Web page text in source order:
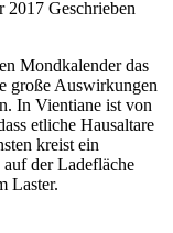
2017 Geschrieben
Mondkalender das
große Auswirkungen
In Vientiane ist von
etliche Hausaltare
kreist ein
der Ladefläche
Laster.